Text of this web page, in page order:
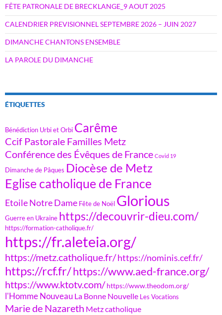
FÊTE PATRONALE DE BRECKLANGE_9 AOUT 2025
CALENDRIER PREVISIONNEL SEPTEMBRE 2026 – JUIN 2027
DIMANCHE CHANTONS ENSEMBLE
LA PAROLE DU DIMANCHE
ÉTIQUETTES
Bénédiction Urbi et Orbi Carême
Ccif Pastorale Familles Metz
Conférence des Évêques de France Covid 19
Dimanche de Pâques Diocèse de Metz
Eglise catholique de France
Etoile Notre Dame Fête de Noël Glorious
Guerre en Ukraine https://decouvrir-dieu.com/
https://formation-catholique.fr/
https://fr.aleteia.org/
https://metz.catholique.fr/https://nominis.cef.fr/
https://rcf.fr/https://www.aed-france.org/
https://www.ktotv.com/ https://www.theodom.org/
l'Homme Nouveau La Bonne Nouvelle Les Vocations
Marie de Nazareth Metz catholique